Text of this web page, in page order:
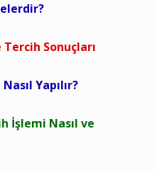
Sonuçları
Yapılır?
İşlemi Nasıl ve